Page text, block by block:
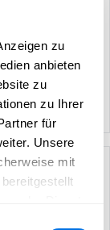
zu
anbieten
zu
zu Ihrer
für
Unsere
mit